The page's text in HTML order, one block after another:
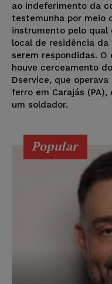
ao indeferimento da
testemunha por meio
instrumento pelo qual
local de residência
serem respondidas.
houve cerceamento
Dservice, que
ferro em Carajás
um soldador.
Popular